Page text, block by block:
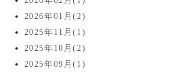
2026年01月(2)
2025年11月(1)
2025年10月(2)
2025年09月(1)